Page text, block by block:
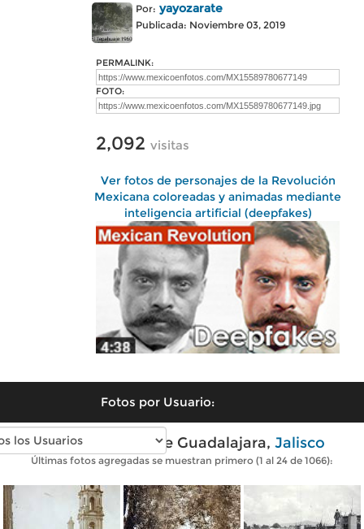
Por: yayozarate
Publicada: Noviembre 03, 2019
PERMALINK:
FOTO:
2,092 visitas
Ver fotos de personajes de la Revolución
Mexicana coloreadas y animadas mediante
inteligencia artificial (deepfakes)
Fotos por Usuario:
Fotos antiguas de Guadalajara, Jalisco
Últimas fotos agregadas se muestran primero (1 al 24 de 1066):